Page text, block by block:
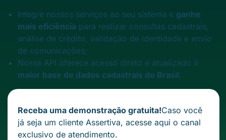
Integre nossos serviços ao seu sistema e ganhe
mais eficiência para realizar consultas cadastrais,
análise de crédito, validação de identidade e envio
de comunicações;
Nossa API oferece acesso direto e atualizado à
maior base de dados cadastrais do Brasil.
Receba uma demonstração gratuita!Caso você
já seja um cliente Assertiva, acesse aqui o canal
exclusivo de atendimento.